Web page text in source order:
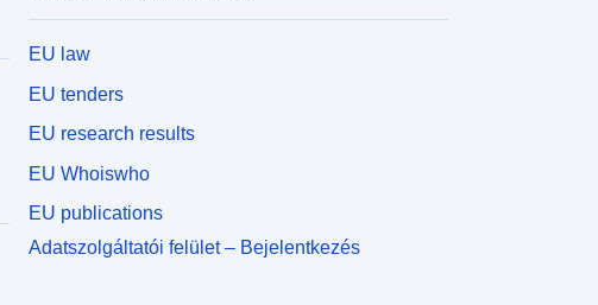
EU law
EU tenders
EU research results
EU Whoiswho
EU publications
Adatszolgáltatói felület – Bejelentkezés